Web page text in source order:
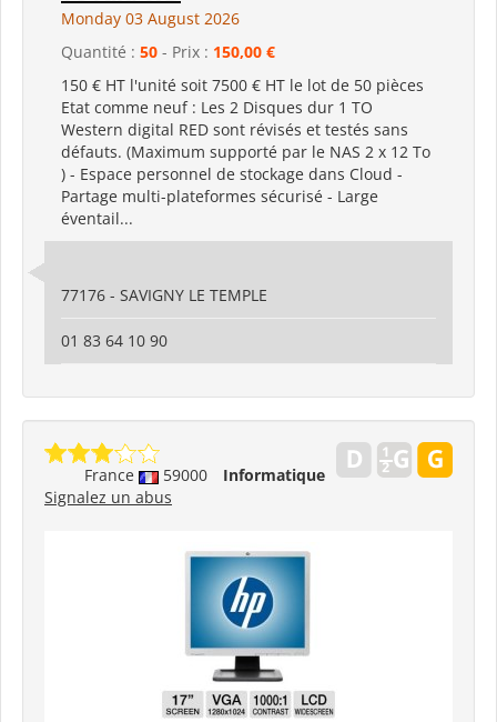
Monday 03 August 2026
Quantité : 50 - Prix : 150,00 €
150 € HT l'unité soit 7500 € HT le lot de 50 pièces
Etat comme neuf : Les 2 Disques dur 1 TO
Western digital RED sont révisés et testés sans
défauts. (Maximum supporté par le NAS 2 x 12 To
) - Espace personnel de stockage dans Cloud -
Partage multi-plateformes sécurisé - Large
éventail...
77176 - SAVIGNY LE TEMPLE
01 83 64 10 90
France 59000
Informatique
Signalez un abus